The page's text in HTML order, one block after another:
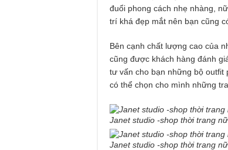
đuổi phong cách nhẹ nhàng,
trí khá đẹp mắt nên bạn cũng
Bên cạnh chất lượng cao của
cũng được khách hàng đánh
tư vấn cho bạn những bộ outfit
có thể chọn cho mình những
Janet studio -shop thời trang
Janet studio -shop thời trang